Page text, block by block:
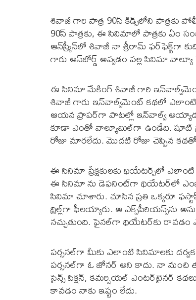
శివాజీ గారి పాత్ర 90స్‌ కిడ్స్‌లోని పాత్రకు
90స్‌ పాత్రకు, ఈ సినిమాలో పాత్రకు ఏం
ఆన్‌స్క్రీన్‌లో శివాజీ నా శ్రీరామ్‌ ఫర్‌ఫెక్ట్‌గా
గారు అన్‌బోర్డ్‌ అవ్వడం వల్ల సినిమా
ఈ సినిమా మేకింగ్‌ శివాజీ గారి
శివాజీ గారు ఇన్‌వాల్వ్‌మెంట్‌ కథలో
ఆయన ప్రాపర్‌గా పాటల్లో ఇన్‌వాల్వ్‌
కూడా ఎంతో వాల్యూబుల్‌గా ఉండేది. షూట్‌
రోజు మారలేదు. మొదటి రోజు చెప్పిన
ఈ సినిమా ప్రేక్షకులకు థియేటర్స్‌లో
ఈ సినిమా ను డెఫనింట్‌గా థియేటర్‌లో
సినిమా చూశారు. చూసిన ప్రతి ఒక్కరూ
థ్రిల్ల్‌గా ఫీలయ్యారు. ఆ
నచ్చుతుంది. ఫైనల్‌గా థియేటర్‌కు
పర్సనల్‌గా మీకు ఎలాంటి సినిమాలకు
పర్సనల్‌గా ఓ జోనర్‌ అని కాదు. నా
సైన్స్‌ పిక్షన్‌, కమర్షియల్‌ ఎంటర్‌టైనర్‌
కావడం నాకు ఇష్టం లేదు.